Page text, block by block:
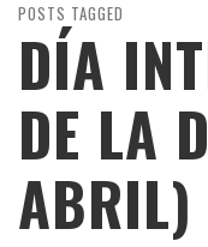
POSTS TAGGED
DÍA
DE LA
ABRIL)